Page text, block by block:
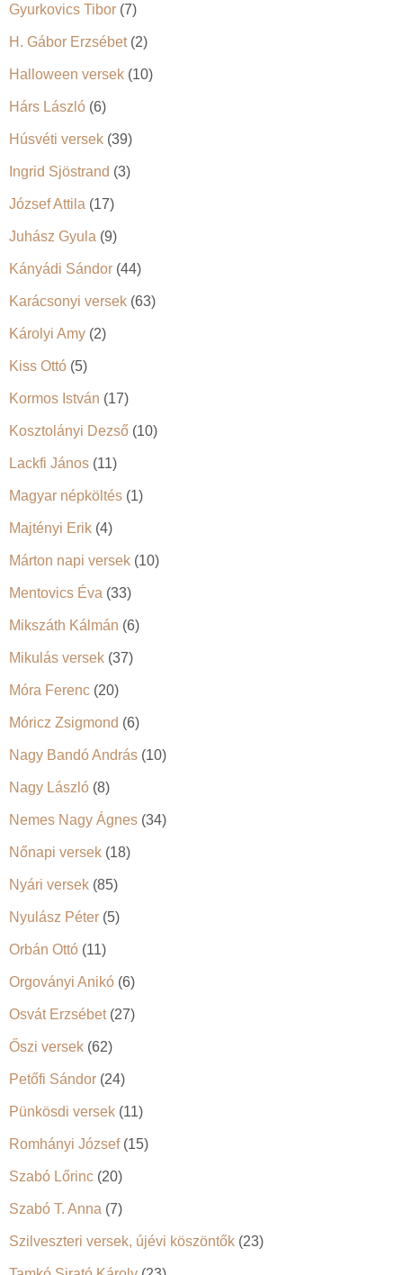
Gyurkovics Tibor (7)
H. Gábor Erzsébet(2)
Halloween versek (10)
Hárs László (6)
Húsvéti versek (39)
Ingrid Sjöstrand (3)
József Attila (17)
Juhász Gyula (9)
Kányádi Sándor (44)
Karácsonyi versek (63)
Károlyi Amy (2)
Kiss Ottó (5)
Kormos István (17)
Kosztolányi Dezső (10)
Lackfi János (11)
Magyar népköltés (1)
Majtényi Erik (4)
Márton napi versek (10)
Mentovics Éva (33)
Mikszáth Kálmán (6)
Mikulás versek (37)
Móra Ferenc (20)
Móricz Zsigmond (6)
Nagy Bandó András (10)
Nagy László (8)
Nemes Nagy Ágnes (34)
Nőnapi versek (18)
Nyári versek (85)
Nyulász Péter (5)
Orbán Ottó (11)
Orgoványi Anikó (6)
Osvát Erzsébet(27)
Őszi versek (62)
Petőfi Sándor (24)
Pünkösdi versek (11)
Romhányi József(15)
Szabó Lőrinc (20)
Szabó T. Anna (7)
Szilveszteri versek, újévi köszöntők (23)